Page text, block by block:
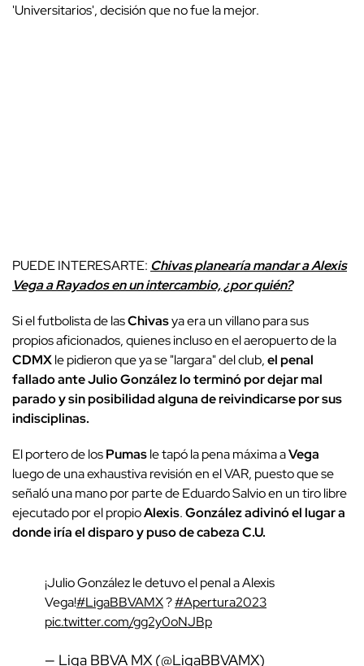
'Universitarios', decisión que no fue la mejor.
PUEDE INTERESARTE: Chivas planearía mandar a Alexis
Vega a Rayados en un intercambio, ¿por quién?
Si el futbolista de lasChivasya era un villano para sus
propios aficionados, quienes incluso en el aeropuerto de la
CDMXle pidieron que ya se "largara" del club,el penal
fallado ante Julio González lo terminó por dejar mal
parado y sin posibilidad alguna de reivindicarse por sus
indisciplinas.
El portero de losPumasle tapó la pena máxima aVega
luego de una exhaustiva revisión en el VAR, puesto que se
señaló una mano por parte de Eduardo Salvio en un tiro libre
ejecutado por el propioAlexis.González adivinó el lugar a
donde iría el disparo y puso de cabeza C.U.
¡Julio González le detuvo el penal a Alexis
Vega!#LigaBBVAMX?#Apertura2023
pic.twitter.com/gg2y0oNJBp
— Liga BBVA MX (@LigaBBVAMX)